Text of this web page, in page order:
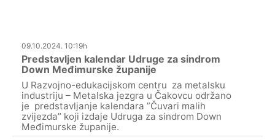
09.10.2024. 10:19h
Predstavljen kalendar Udruge za sindrom
Down Međimurske županije
U Razvojno-edukacijskom centru za metalsku
industriju – Metalska jezgra u Čakovcu održano
je predstavljanje kalendara ”Čuvari malih
zvijezda” koji izdaje Udruga za sindrom Down
Međimurske županije.